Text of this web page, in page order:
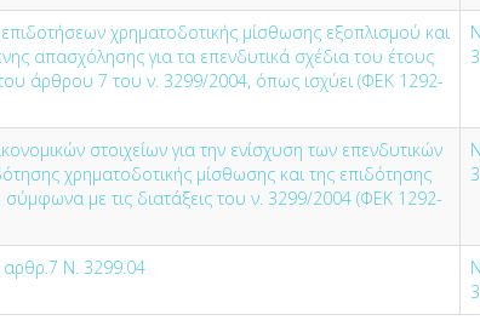
χρηματοδοτικής μίσθωσης εξοπλισμού και
απασχόλησης για τα επενδυτικά σχέδια του έτους
άρθρου 7 του ν. 3299/2004, όπως ισχύει (ΦΕΚ 1292-
στοιχείων για την ενίσχυση των επενδυτικών
χρηματοδοτικής μίσθωσης και της επιδότησης
με τις διατάξεις του ν. 3299/2004 (ΦΕΚ 1292-
αρθρ.7 Ν. 3299.04